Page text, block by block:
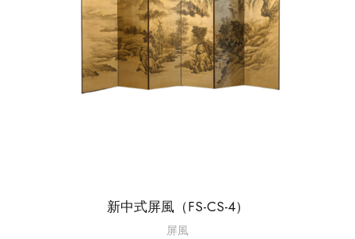
新中式屏風（FS-CS-4）
屏風